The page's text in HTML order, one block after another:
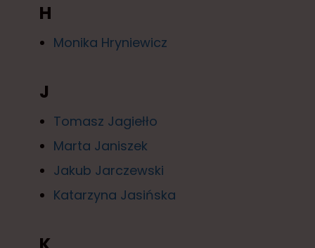
H
Monika Hryniewicz
J
Tomasz Jagiełło
Marta Janiszek
Jakub Jarczewski
Katarzyna Jasińska